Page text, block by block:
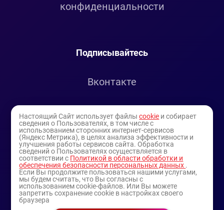
конфиденциальности
Подписывайтесь
Вконтакте
Telegram
Youtube
Настоящий Сайт использует файлыcookie и собирает
сведения о Пользователях, в том числе с
использованием сторонних интернет-сервисов
(Яндекс Метрика), в целях анализа эффективности и
улучшения работы сервисов сайта. Обработка
сведений о Пользователях осуществляется в
соответствии с Политикой в области обработки и
обеспечения безопасности персональных данных .
Если Вы продолжите пользоваться нашими услугами,
мы будем считать, что Вы согласны с
использованием cookie-файлов. Или Вы можете
запретить сохранение cookie в настройках своего
браузера